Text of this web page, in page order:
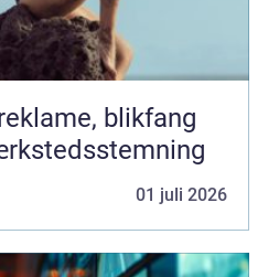
01 juli 2026